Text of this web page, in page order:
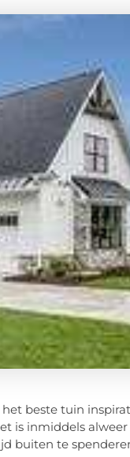
beste tuin
is inmiddels alweer
buiten te